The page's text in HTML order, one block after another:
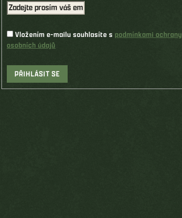
Vložením e-mailu souhlasíte s podmínkami ochrany
osobních údajů
PŘIHLÁSIT SE